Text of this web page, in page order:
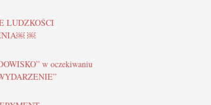
LUDZKOŚCI
￼
w oczekiwaniu